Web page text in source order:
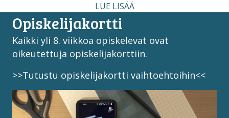
LUE LISÄÄ
Opiskelijakortti
Kaikki yli 8. viikkoa opiskelevat ovat
oikeutettuja opiskelijakorttiin.
>>Tutustu opiskelijakortti vaihtoehtoihin<<